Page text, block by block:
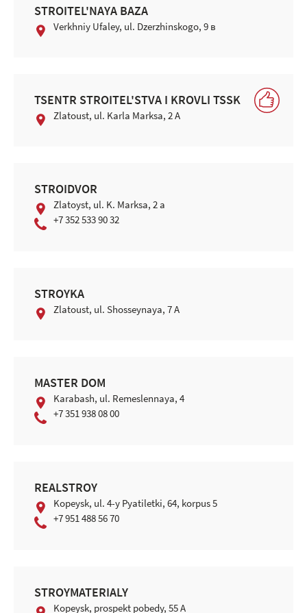
STROITEL'NAYA BAZA
Verkhniy Ufaley, ul. Dzerzhinskogo, 9 в
TSENTR STROITEL'STVA I KROVLI TSSK
Zlatoust, ul. Karla Marksa, 2 A
STROIDVOR
Zlatoyst, ul. K. Marksa, 2 a
+7 352 533 90 32
STROYKA
Zlatoust, ul. Shosseynaya, 7 A
MASTER DOM
Karabash, ul. Remeslennaya, 4
+7 351 938 08 00
REALSTROY
Kopeysk, ul. 4-y Pyatiletki, 64, korpus 5
+7 951 488 56 70
STROYMATERIALY
Kopeysk, prospekt pobedy, 55 A